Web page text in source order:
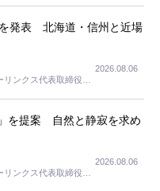
発表 北海道・信州と近場
ンクス代表取締役社
2026.08.06
を提案 自然と静寂を求め
ンクス代表取締役社
2026.08.06